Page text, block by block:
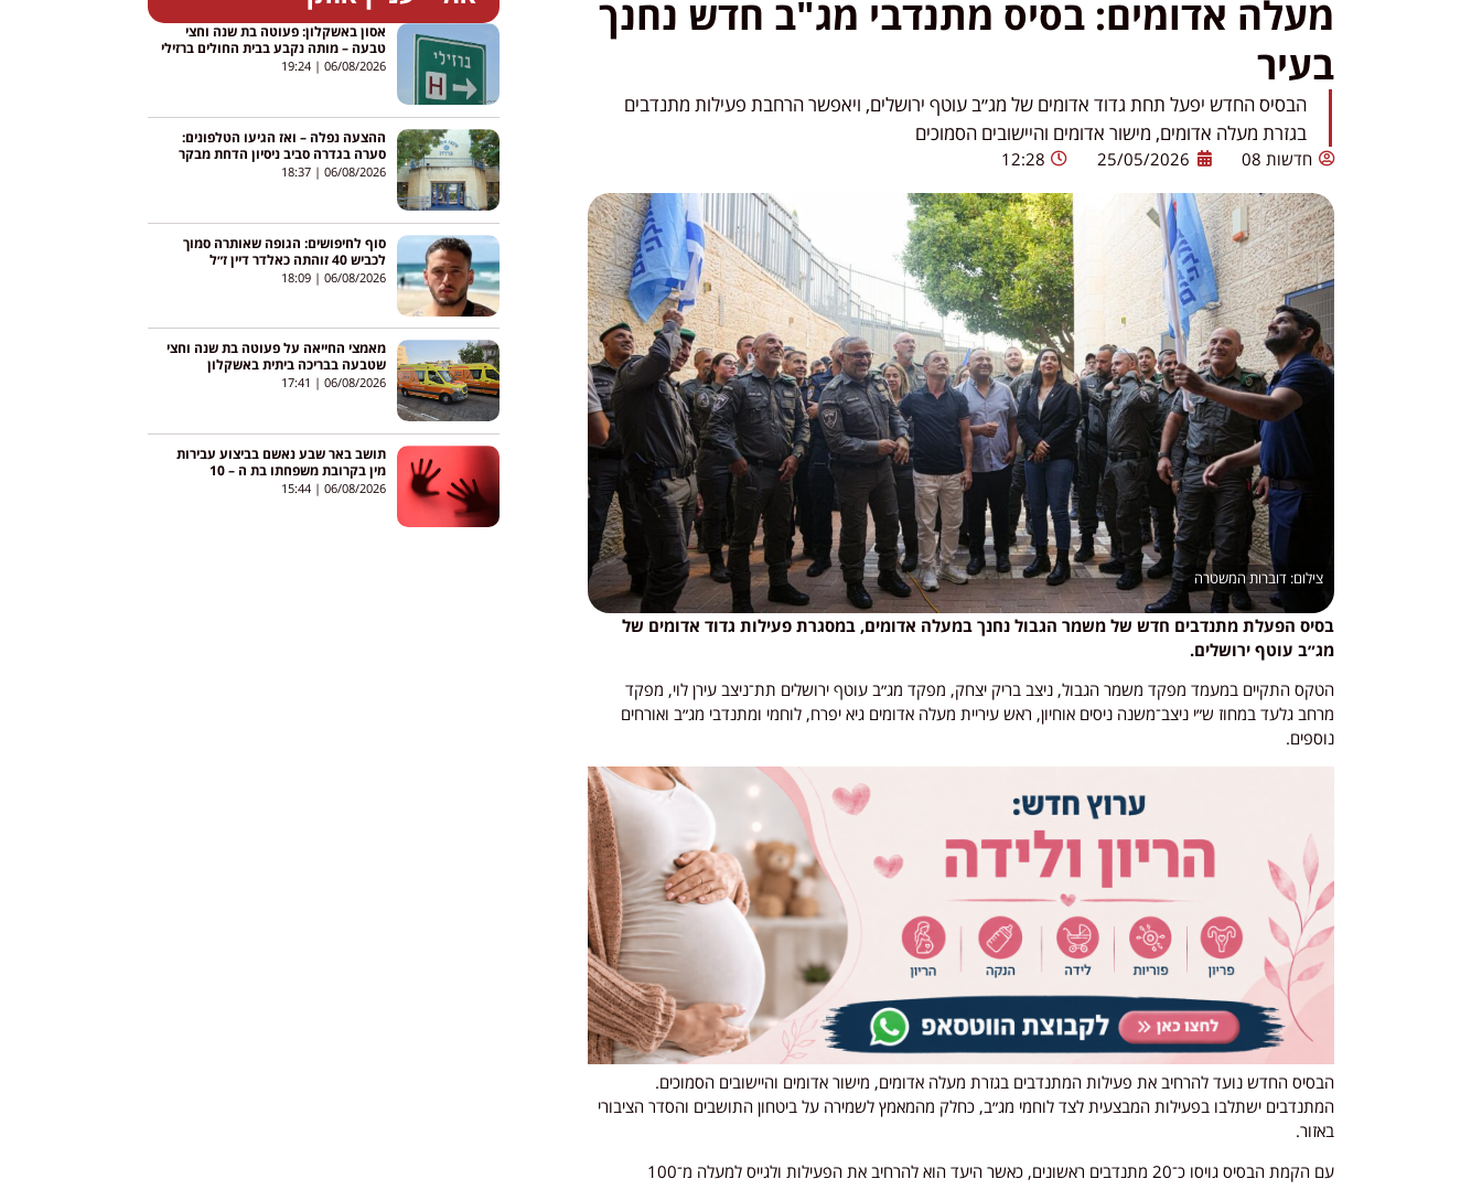
מעלה אדומים: בסיס מתנדבי מג"ב חדש נחנך
בעיר
הבסיס החדש יפעל תחת גדוד אדומים של מג״ב עוטף ירושלים, ויאפשר הרחבת פעילות מתנדבים
בגזרת מעלה אדומים, מישור אדומים והיישובים הסמוכים
חדשות 08 25/05/2026
12:28
דוברות המשטרה
בסיס הפעלת מתנדבים חדש של משמר הגבול נחנך במעלה אדומים, במסגרת פעילות גדוד אדומים של
מג״ב עוטף ירושלים.
הטקס התקיים במעמד מפקד משמר הגבול, ניצב בריק יצחק, מפקד מג״ב עוטף ירושלים תת־ניצב עירן לוי, מפקד
מרחב גלעד במחוז ש״י ניצב־משנה ניסים אוחיון, ראש עיריית מעלה אדומים גיא יפרח, לוחמי ומתנדבי מג״ב ואורחים
נוספים.
הבסיס החדש נועד להרחיב את פעילות המתנדבים בגזרת מעלה אדומים, מישור אדומים והיישובים הסמוכים.
המתנדבים ישתלבו בפעילות המבצעית לצד לוחמי מג״ב, כחלק מהמאמץ לשמירה על ביטחון התושבים והסדר הציבורי
באזור.
עם הקמת הבסיס גויסו כ־20 מתנדבים ראשונים, כאשר היעד הוא להרחיב את הפעילות ולגייס למעלה מ־100
אסון באשקלון: פעוטה בת שנה וחצי
טבעה – מותה נקבע בבית החולים ברזילי
06/08/2026
19:24
ההצעה נפלה – ואז הגיעו הטלפונים:
סערה בגדרה סביב ניסיון הדחת מבקר
המועצה
06/08/2026
18:37
סוף לחיפושים: הגופה שאותרה סמוך
לכביש 40 זוהתה כאלדר דיין ז״ל
06/08/2026
18:09
מאמצי החייאה על פעוטה בת שנה וחצי
שטבעה בבריכה ביתית באשקלון
06/08/2026
תושב באר שבע נאשם בביצוע עבירות
מין בקרובת משפחתו בת ה – 10
06/08/2026
15:44